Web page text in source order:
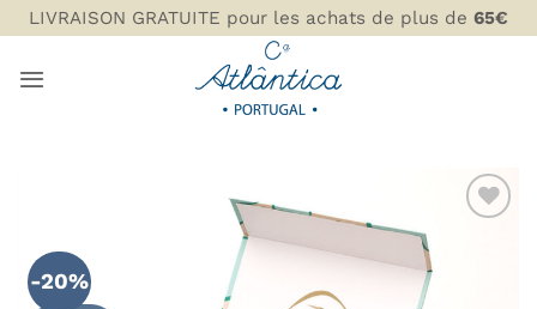
Passer
au
contenu
LIVRAISON GRATUITE pour les achats de plus de 65€
-20%
AJOUTER
À MA
LISTE DE